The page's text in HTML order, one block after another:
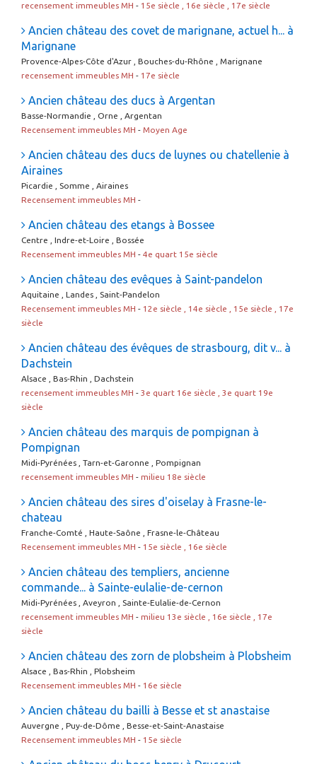
recensement immeubles MH - 15e siècle , 16e siècle , 17e siècle
Ancien château des covet de marignane, actuel h... à
Marignane
Provence-Alpes-Côte d'Azur , Bouches-du-Rhône , Marignane
recensement immeubles MH - 17e siècle
Ancien château des ducs à Argentan
Basse-Normandie , Orne , Argentan
Recensement immeubles MH - Moyen Age
Ancien château des ducs de luynes ou chatellenie à
Airaines
Picardie , Somme , Airaines
Recensement immeubles MH -
Ancien château des etangs à Bossee
Centre , Indre-et-Loire , Bossée
Recensement immeubles MH - 4e quart 15e siècle
Ancien château des evêques à Saint-pandelon
Aquitaine , Landes , Saint-Pandelon
Recensement immeubles MH - 12e siècle , 14e siècle , 15e siècle , 17e
siècle
Ancien château des évêques de strasbourg, dit v... à
Dachstein
Alsace , Bas-Rhin , Dachstein
recensement immeubles MH - 3e quart 16e siècle , 3e quart 19e
siècle
Ancien château des marquis de pompignan à
Pompignan
Midi-Pyrénées , Tarn-et-Garonne , Pompignan
recensement immeubles MH - milieu 18e siècle
Ancien château des sires d'oiselay à Frasne-le-
chateau
Franche-Comté , Haute-Saône , Frasne-le-Château
Recensement immeubles MH - 15e siècle , 16e siècle
Ancien château des templiers, ancienne
commande... à Sainte-eulalie-de-cernon
Midi-Pyrénées , Aveyron , Sainte-Eulalie-de-Cernon
recensement immeubles MH - milieu 13e siècle , 16e siècle , 17e
siècle
Ancien château des zorn de plobsheim à Plobsheim
Alsace , Bas-Rhin , Plobsheim
Recensement immeubles MH - 16e siècle
Ancien château du bailli à Besse et st anastaise
Auvergne , Puy-de-Dôme , Besse-et-Saint-Anastaise
Recensement immeubles MH - 15e siècle